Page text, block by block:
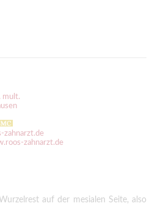
mult.
zahnarzt.de
zahnarzt.de
auf der mesialen Seite, also